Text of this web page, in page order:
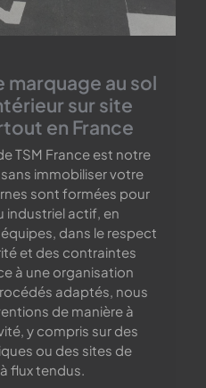
au sol
sur site
en France
TSM France est notre
immobiliser votre
sont formées pour
industriel actif, en
dans le respect
et des contraintes
à une organisation
adaptés, nous
de manière à
y compris sur des
ou des sites de
flux tendus.